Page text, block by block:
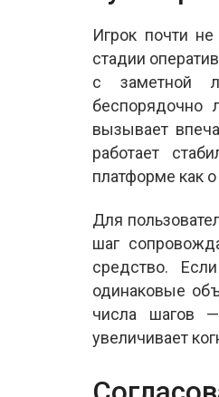
Игрок почти
стадии
с заметной
беспорядочно
вызывает
работает
платформе как
Для
шаг
средство.
одинаковые
числа шагов
увеличивает